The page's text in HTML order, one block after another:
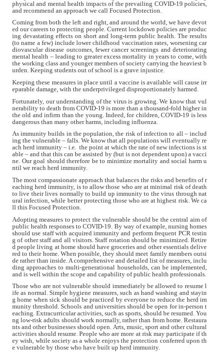
physical and mental health impacts of the prevailing COVID-19 policies,
and recommend an approach we call Focused Protection.
Coming from both the left and right, and around the world, we have devot
ed our careers to protecting people. Current lockdown policies are produc
ing devastating effects on short and long-term public health. The results
(to name a few) include lower childhood vaccination rates, worsening car
diovascular disease outcomes, fewer cancer screenings and deteriorating
mental health – leading to greater excess mortality in years to come, with
the working class and younger members of society carrying the heaviest b
urden. Keeping students out of school is a grave injustice.
Keeping these measures in place until a vaccine is available will cause irr
eparable damage, with the underprivileged disproportionately harmed.
Fortunately, our understanding of the virus is growing. We know that vul
nerability to death from COVID-19 is more than a thousand-fold higher in
the old and infirm than the young. Indeed, for children, COVID-19 is less
dangerous than many other harms, including influenza.
As immunity builds in the population, the risk of infection to all – includ
ing the vulnerable – falls. We know that all populations will eventually re
ach herd immunity – i.e. the point at which the rate of new infections is st
able – and that this can be assisted by (but is not dependent upon) a vacci
ne. Our goal should therefore be to minimize mortality and social harm u
ntil we reach herd immunity.
The most compassionate approach that balances the risks and benefits of r
eaching herd immunity, is to allow those who are at minimal risk of death
to live their lives normally to build up immunity to the virus through nat
ural infection, while better protecting those who are at highest risk. We ca
ll this Focused Protection.
Adopting measures to protect the vulnerable should be the central aim of
public health responses to COVID-19. By way of example, nursing homes
should use staff with acquired immunity and perform frequent PCR testin
g of other staff and all visitors. Staff rotation should be minimized. Retire
d people living at home should have groceries and other essentials delive
red to their home. When possible, they should meet family members outsi
de rather than inside. A comprehensive and detailed list of measures, inclu
ding approaches to multi-generational households, can be implemented,
and is well within the scope and capability of public health professionals.
Those who are not vulnerable should immediately be allowed to resume l
ife as normal. Simple hygiene measures, such as hand washing and stayin
g home when sick should be practiced by everyone to reduce the herd im
munity threshold. Schools and universities should be open for in-person t
eaching. Extracurricular activities, such as sports, should be resumed. You
ng low-risk adults should work normally, rather than from home. Restaura
nts and other businesses should open. Arts, music, sport and other cultural
activities should resume. People who are more at risk may participate if th
ey wish, while society as a whole enjoys the protection conferred upon th
e vulnerable by those who have built up herd immunity.